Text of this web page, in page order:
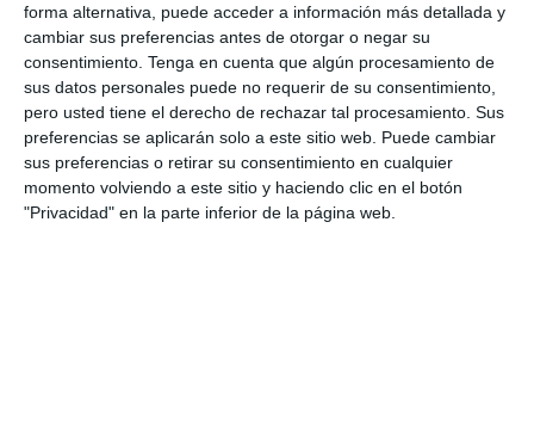
forma alternativa, puede acceder a información más detallada y
cambiar sus preferencias antes de otorgar o negar su
consentimiento. Tenga en cuenta que algún procesamiento de
sus datos personales puede no requerir de su consentimiento,
pero usted tiene el derecho de rechazar tal procesamiento. Sus
preferencias se aplicarán solo a este sitio web. Puede cambiar
sus preferencias o retirar su consentimiento en cualquier
momento volviendo a este sitio y haciendo clic en el botón
"Privacidad" en la parte inferior de la página web.
LO ÚLTIMO
La verdad sobre la IA en el seguro: qué funciona ya y qué sigue
siendo una promesa
Munich Re alcanza un beneficio de casi 4.000 millones y
mantiene sus previsiones para 2026
Allianz gana un 15,5% más en el semestre y confirma sus